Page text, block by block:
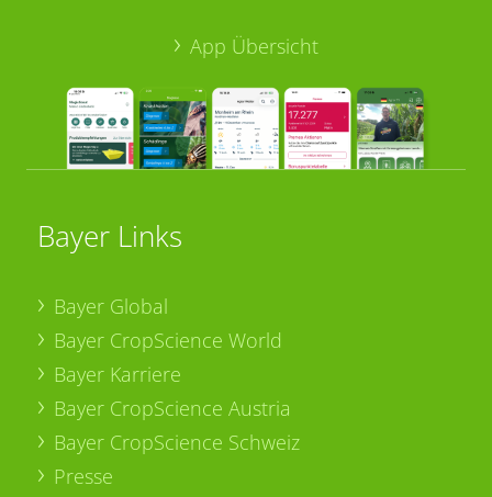
App Übersicht
Bayer Links
Bayer Global
Bayer CropScience World
Bayer Karriere
Bayer CropScience Austria
Bayer CropScience Schweiz
Presse